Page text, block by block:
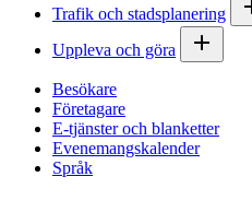
Trafik och stadsplanering
Uppleva och göra
Besökare
Företagare
E-tjänster och blanketter
Evenemangskalender
Språk